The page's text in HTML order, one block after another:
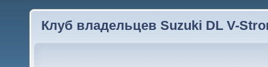
Клуб владельцев Suzuki DL V-